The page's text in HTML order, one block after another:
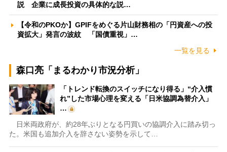
説 企業に成長投資の具体的な説…
【令和のPKOか】GPIFをめぐる片山財務相の「円資産への投
資拡大」発言の波紋 「国債重視」…
一覧を見る
森口亮「まるわかり市況分析」
「トレンド転換のスイッチになり得る」“介入慣
れ”した市場心理を変える「日米協調為替介入」
…
日米両政府が、約28年ぶりとなる円買いの協調介入に踏み切っ
た。米国も追加介入を辞さない姿勢を示して…